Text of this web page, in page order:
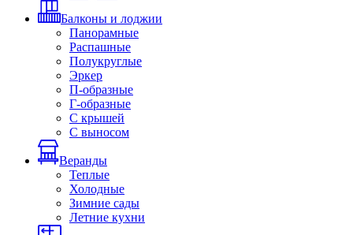
Балконы и лоджии
Панорамные
Распашные
Полукруглые
Эркер
П-образные
Г-образные
С крышей
С выносом
Веранды
Теплые
Холодные
Зимние сады
Летние кухни